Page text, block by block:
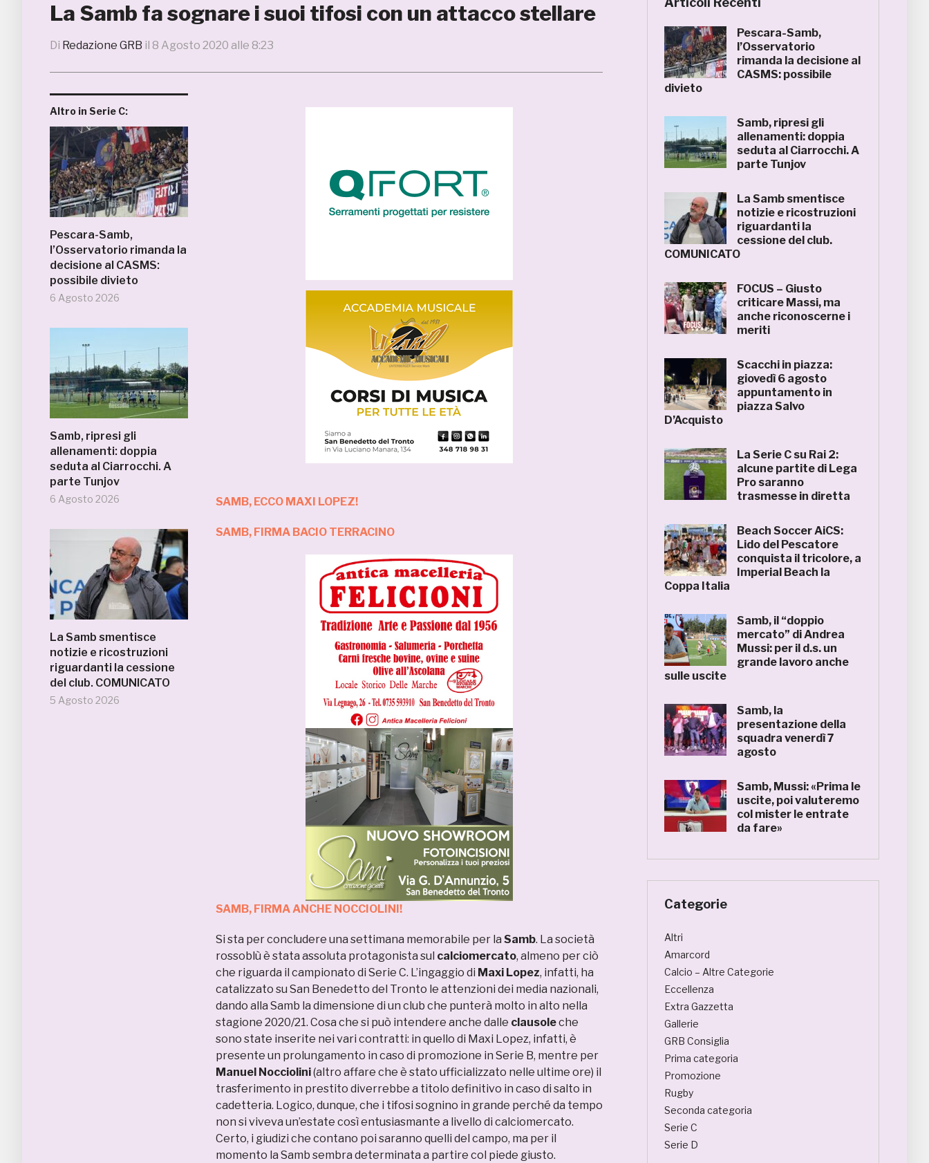
La Samb fa sognare i suoi tifosi con un attacco stellare
Di Redazione GRB il 8 Agosto 2020 alle 8:23
Altro in Serie C:
Pescara-Samb,
l’Osservatorio rimanda la
decisione al CASMS:
possibile divieto
6 Agosto 2026
Samb, ripresi gli
allenamenti: doppia
seduta al Ciarrocchi. A
parte Tunjov
6 Agosto 2026
La Samb smentisce
notizie e ricostruzioni
riguardanti la cessione
del club. COMUNICATO
5 Agosto 2026
SAMB, ECCO MAXI LOPEZ!
SAMB, FIRMA BACIO TERRACINO
SAMB, FIRMA ANCHE NOCCIOLINI!
Si sta per concludere una settimana memorabile per la Samb. La società
rossoblù è stata assoluta protagonista sul calciomercato, almeno per ciò
che riguarda il campionato di Serie C. L’ingaggio di Maxi Lopez, infatti, ha
catalizzato su San Benedetto del Tronto le attenzioni dei media nazionali,
dando alla Samb la dimensione di un club che punterà molto in alto nella
stagione 2020/21. Cosa che si può intendere anche dalle clausoleche
sono state inserite nei vari contratti: in quello di Maxi Lopez, infatti, è
presente un prolungamento in caso di promozione in Serie B, mentre per
Manuel Nocciolini(altro affare che è stato ufficializzato nelle ultime ore) il
trasferimento in prestito diverrebbe a titolo definitivo in caso di salto in
cadetteria. Logico, dunque, che i tifosi sognino in grande perché da tempo
non si viveva un’estate così entusiasmante a livello di calciomercato.
Certo, i giudizi che contano poi saranno quelli del campo, ma per il
momento la Samb sembra determinata a partire col piede giusto.
Pescara-Samb,
l’Osservatorio
rimanda la decisione al
CASMS: possibile
divieto
Samb, ripresi gli
allenamenti: doppia
seduta al Ciarrocchi. A
parte Tunjov
La Samb smentisce
notizie e ricostruzioni
riguardanti la
cessione del club.
COMUNICATO
FOCUS – Giusto
criticare Massi, ma
anche riconoscerne i
meriti
Scacchi in piazza:
giovedì 6 agosto
appuntamento in
piazza Salvo
D’Acquisto
La Serie C su Rai 2:
alcune partite di Lega
Pro saranno
trasmesse in diretta
Beach Soccer AiCS:
Lido del Pescatore
conquista il tricolore, a
Imperial Beach la
Coppa Italia
Samb, il “doppio
mercato” di Andrea
Mussi: per il d.s. un
grande lavoro anche
sulle uscite
Samb, la
presentazione della
squadra venerdì 7
agosto
Samb, Mussi: «Prima le
uscite, poi valuteremo
col mister le entrate
da fare»
Categorie
Altri
Amarcord
Calcio – Altre Categorie
Eccellenza
Extra Gazzetta
Gallerie
GRB Consiglia
Prima categoria
Promozione
Rugby
Seconda categoria
Serie C
Serie D